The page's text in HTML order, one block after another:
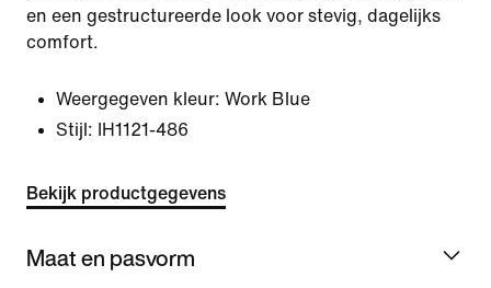
en een gestructureerde look voor stevig, dagelijks
comfort.
Weergegeven kleur: Work Blue
Stijl:
IH1121-486
Bekijk productgegevens
Maat en pasvorm